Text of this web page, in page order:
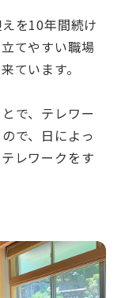
を10年間続け
てやすい職場
ています。
で、テレワー
で、日によっ
レワークをす